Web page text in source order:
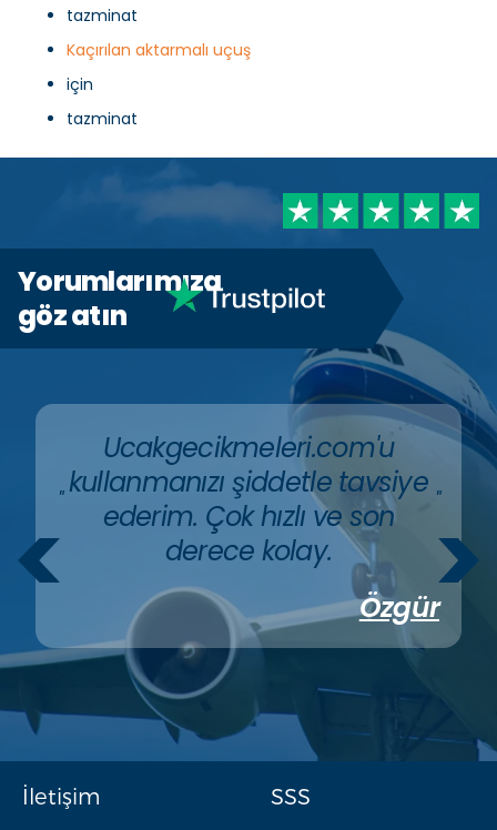
tazminat
Kaçırılan aktarmalı uçuş
için
tazminat
Yorumlarımıza
göz atın
"
Ucakgecikmeleri.com'u
kullanmanızı şiddetle tavsiye
ederim. Çok hızlı ve son
derece kolay.
"
Özgür
İletişim SSS